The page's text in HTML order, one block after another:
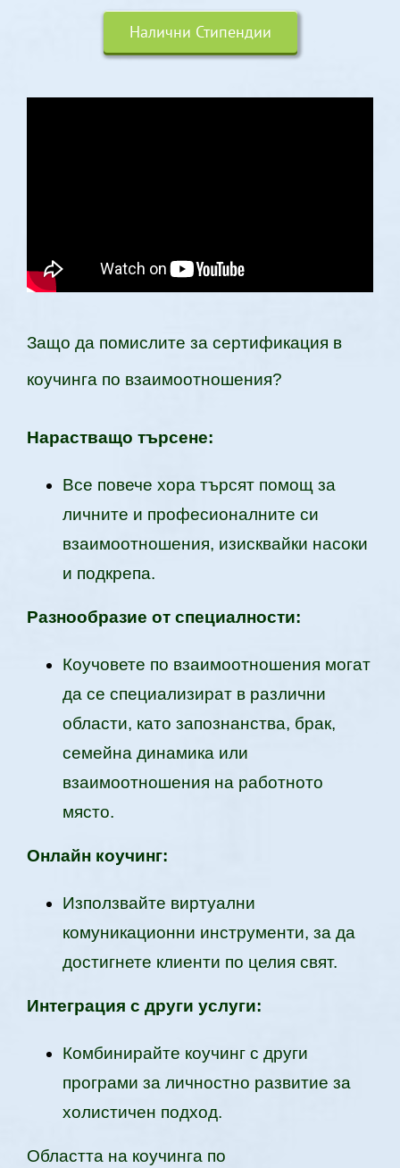
Налични Стипендии
Защо да помислите за сертификация в
коучинга по взаимоотношения?
Нарастващо търсене:
Все повече хора търсят помощ за
личните и професионалните си
взаимоотношения, изисквайки насоки
и подкрепа.
Разнообразие от специалности:
Коучовете по взаимоотношения могат
да се специализират в различни
области, като запознанства, брак,
семейна динамика или
взаимоотношения на работното
място.
Онлайн коучинг:
Използвайте виртуални
комуникационни инструменти, за да
достигнете клиенти по целия свят.
Интеграция с други услуги:
Комбинирайте коучинг с други
програми за личностно развитие за
холистичен подход.
Областта на коучинга по